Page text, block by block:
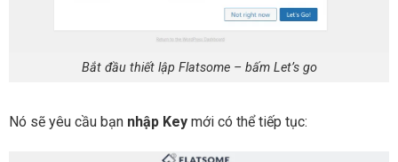
Bắt đầu thiết lập Flatsome – bấm Let’s go
Nó sẽ yêu cầu bạn nhập Key mới có thể tiếp tục: